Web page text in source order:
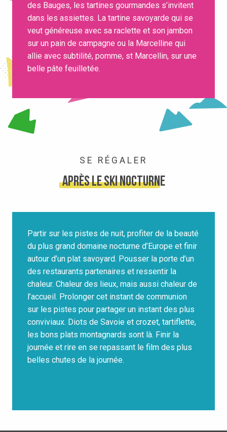
des Bauges, les tartines gourmandes s’invitent
dans les assiettes. La tartine savoyarde qui se
veut généreuse avec sa raclette et son jambon
sur un pain de campagne ou la Marcelline qui
allie avec subtilité, pomme, st Marcellin, sur une
belle pâte feuilletée.
SE RÉGALER
après le ski nocturne
Partir sur les pistes de nuit, profiter de la beauté
du plus grand domaine nocturne d’Europe et finir
autour d’un plat savoyard. Pousser la porte d’un
des restaurants partenaires et ressentir la
chaleur. Chaleur des lieux, mais aussi chaleur de
l’accueil. Prolonger cet instant de communion
sur les pistes pour partager un instant des plus
conviviaux. Diots de Savoie et crozet, tartiflette,
les bons plats montagnards sont là. Finir la
journée et rire en se repassant le film des plus
belles chutes de la journée.